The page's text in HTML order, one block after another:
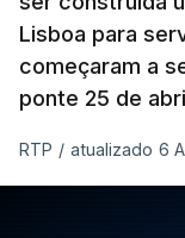
Lisboa para
começaram a
ponte 25 de
RTP / atualizado 6